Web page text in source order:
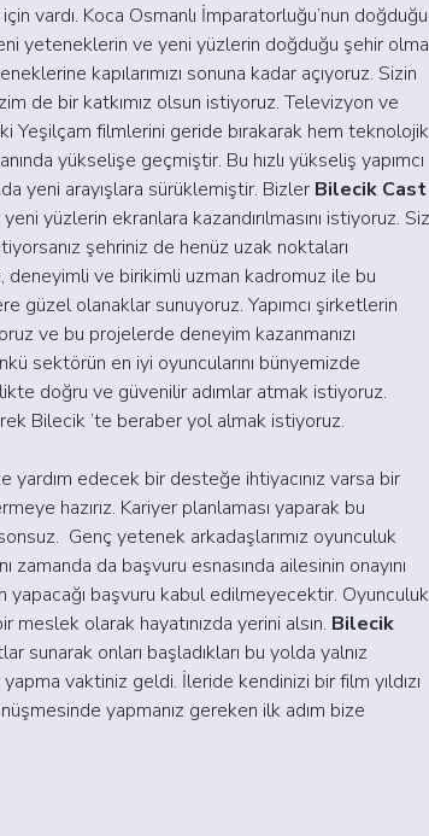
vardı. Koca Osmanlı İmparatorluğu’nun doğduğu
yeteneklerin ve yeni yüzlerin doğduğu şehir olma
kapılarımızı sonuna kadar açıyoruz. Sizin
de bir katkımız olsun istiyoruz.Televizyon ve
Yeşilçam filmlerini geride bırakarak hem teknolojik
yükselişe geçmiştir. Bu hızlı yükseliş yapımcı
yeni arayışlara sürüklemiştir. Bizler Bilecik Cast
yüzlerin ekranlara kazandırılmasını istiyoruz. Siz
şehriniz de henüz uzak noktaları
deneyimli ve birikimli uzman kadromuz ile bu
güzel olanaklar sunuyoruz. Yapımcı şirketlerin
ve bu projelerde deneyim kazanmanızı
sektörün en iyi oyuncularını bünyemizde
doğru ve güvenilir adımlar atmak istiyoruz.
Bilecik ’te beraber yol almak istiyoruz.
edecek bir desteğe ihtiyacınız varsa bir
hazırız. Kariyer planlaması yaparak bu
Genç yetenek arkadaşlarımız oyunculuk
da başvuru esnasında ailesinin onayını
başvuru kabul edilmeyecektir. Oyunculuk
meslek olarak hayatınızda yerini alsın. Bilecik
sunarak onları başladıkları bu yolda yalnız
vaktiniz geldi. İleride kendinizi bir film yıldızı
yapmanız gereken ilk adım bize